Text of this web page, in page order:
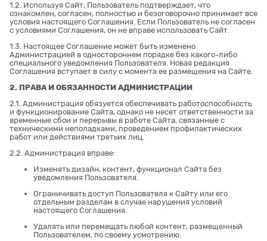
1.2. Используя Сайт, Пользователь подтверждает, что
ознакомлен, согласен, полностью и безоговорочно принимает все
условия настоящего Соглашения. Если Пользователь не согласен
с условиями Соглашения, он не вправе использовать Сайт.
1.3. Настоящее Соглашение может быть изменено
Администрацией в одностороннем порядке без какого-либо
специального уведомления Пользователя. Новая редакция
Соглашения вступает в силу с момента ее размещения на Сайте.
2. ПРАВА И ОБЯЗАННОСТИ АДМИНИСТРАЦИИ
2.1. Администрация обязуется обеспечивать работоспособность
и функционирование Сайта, однако не несет ответственности за
временные сбои и перерывы в работе Сайта, связанные с
техническими неполадками, проведением профилактических
работ или действиями третьих лиц.
2.2. Администрация вправе:
Изменять дизайн, контент, функционал Сайта без
уведомления Пользователя.
Ограничивать доступ Пользователя к Сайту или его
отдельным разделам в случае нарушения условий
настоящего Соглашения.
Удалять или перемещать любой контент, размещенный
Пользователем, по своему усмотрению.